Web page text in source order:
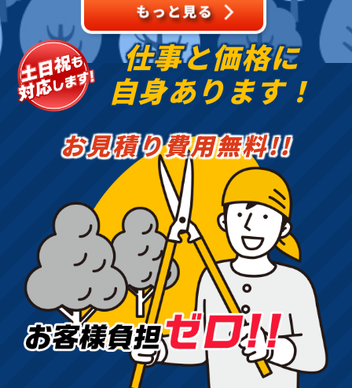
仕事と価格に
自身あります！
お見積り費用無料!!